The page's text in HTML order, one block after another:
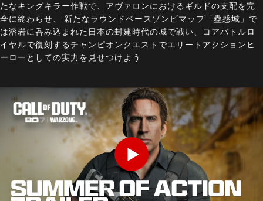
たなキングキラー作戦で、アヴァロンにおけるギルドの支配を完
全に終わらせ、 新たなラウンドベースゾンビマップ「蠱惑城」で
は溶岩に呑み込まれた日本の封建時代の城で戦い、コアバトルロ
イヤルで復刻するチャンピオンクエストでエリートアクションヒ
ーローとしての実力を見せつけよう
Play